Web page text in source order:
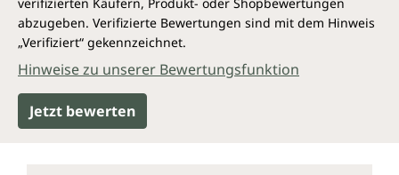
abzugeben. Verifizierte Bewertungen sind mit dem Hinweis
„Verifiziert“ gekennzeichnet.
Hinweise zu unserer Bewertungsfunktion
Jetzt bewerten